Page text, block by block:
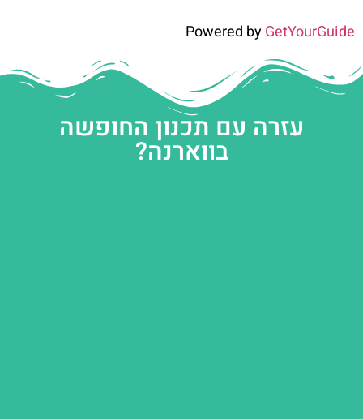
Powered byGetYourGuide
עזרה עם תכנון החופשה
בווארנה?